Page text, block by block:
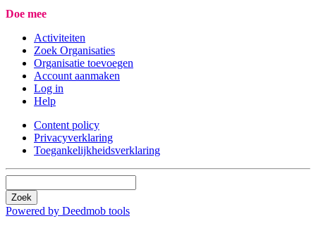
Doe mee
Activiteiten
Zoek Organisaties
Organisatie toevoegen
Account aanmaken
Log in
Help
Content policy
Privacyverklaring
Toegankelijkheidsverklaring
Zoek
Powered by Deedmob tools